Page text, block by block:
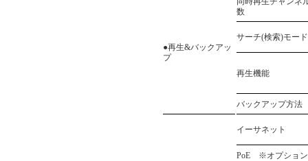
●再生&バックアッ
プ
数
サーチ(検索)モード
再生機能
バックアップ方法
イーサネット
PoE ※オプション